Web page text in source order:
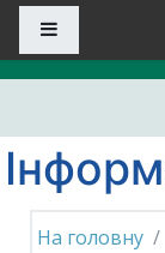
Перейти до
На головну